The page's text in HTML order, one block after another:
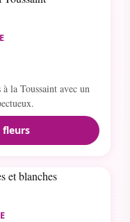
la Toussaint avec un
fleurs